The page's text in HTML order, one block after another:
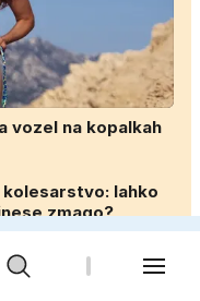
vozel na kopalkah
lahko
zmago?
Georgina se